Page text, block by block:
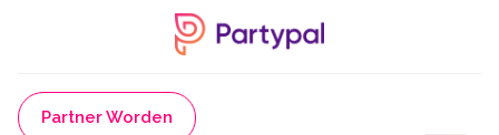
Partner Worden